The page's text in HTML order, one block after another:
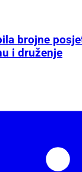
brojne
i druženje